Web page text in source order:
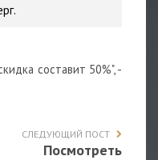
составит 50%", -
СЛЕДУЮЩИЙ ПОСТ
Посмотреть